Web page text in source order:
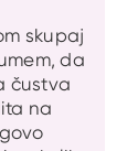
skupaj
da
čustva
na